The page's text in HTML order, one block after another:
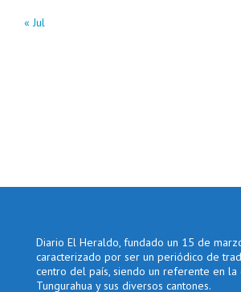
« Jul
Diario El Heraldo, fundado un 15 de
caracterizado por ser un periódico de
centro del país, siendo un referente en la
Tungurahua y sus diversos cantones.